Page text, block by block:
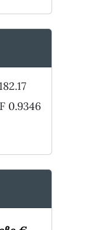
0.9346